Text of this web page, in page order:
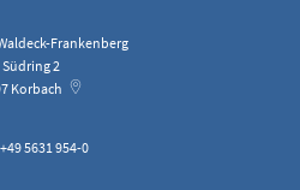
Frankenberg
Südring 2
Korbach
+49 5631 954-0